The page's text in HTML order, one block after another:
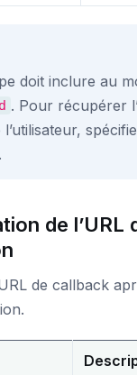
doit inclure au
. Pour récupérer
l’utilisateur,
.
de l’URL
de callback